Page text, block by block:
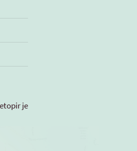
je